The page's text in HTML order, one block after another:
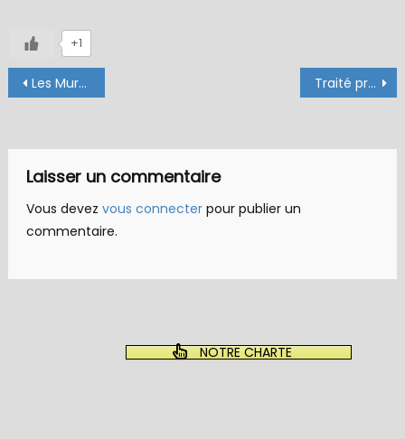
+1
Navigation
de
Les Murmures du versant Traité pratique de montage des mouches artificielles
Laisser un commentaire
Vous devez vous connecterpour publier un
commentaire.
NOTRE CHARTE